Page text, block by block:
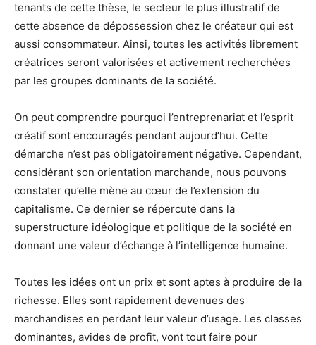
tenants de cette thèse, le secteur le plus illustratif de
cette absence de dépossession chez le créateur qui est
aussi consommateur. Ainsi, toutes les activités librement
créatrices seront valorisées et activement recherchées
par les groupes dominants de la société.
On peut comprendre pourquoi l’entreprenariat et l’esprit
créatif sont encouragés pendant aujourd’hui. Cette
démarche n’est pas obligatoirement négative. Cependant,
considérant son orientation marchande, nous pouvons
constater qu’elle mène au cœur de l’extension du
capitalisme. Ce dernier se répercute dans la
superstructure idéologique et politique de la société en
donnant une valeur d’échange à l’intelligence humaine.
Toutes les idées ont un prix et sont aptes à produire de la
richesse. Elles sont rapidement devenues des
marchandises en perdant leur valeur d’usage. Les classes
dominantes, avides de profit, vont tout faire pour